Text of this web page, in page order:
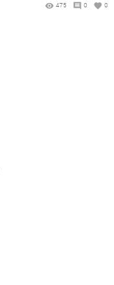
475 0 0